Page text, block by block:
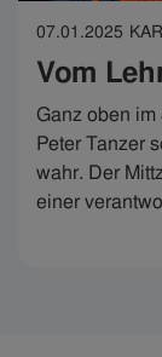
07.01.2025
Vom
Ganz oben
Peter Tanzer
wahr. Der
einer